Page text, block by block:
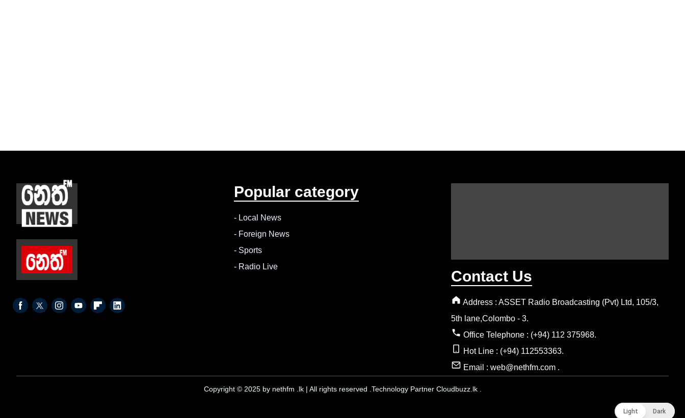
Popular category
- Local News
- Foreign News
- Sports
- Radio Live
Contact Us
Address : ASSET Radio Broadcasting (Pvt) Ltd, 105/3,
5th lane,Colombo - 3.
Office Telephone : (+94) 112 375968.
Hot Line : (+94) 112553363.
Email : web@nethfm.com .
Copyright © 2025 by nethfm .lk | All rights reserved .Technology Partner Cloudbuzz.lk .
Light Dark
Light Dark